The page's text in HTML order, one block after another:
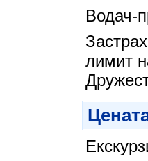
Водач-
лимит